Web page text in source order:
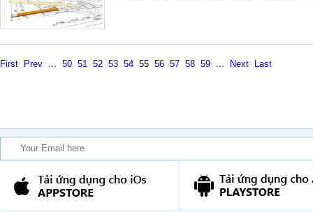
First Prev 50 51 52 53 54 55 56 57 58 59 Next Last